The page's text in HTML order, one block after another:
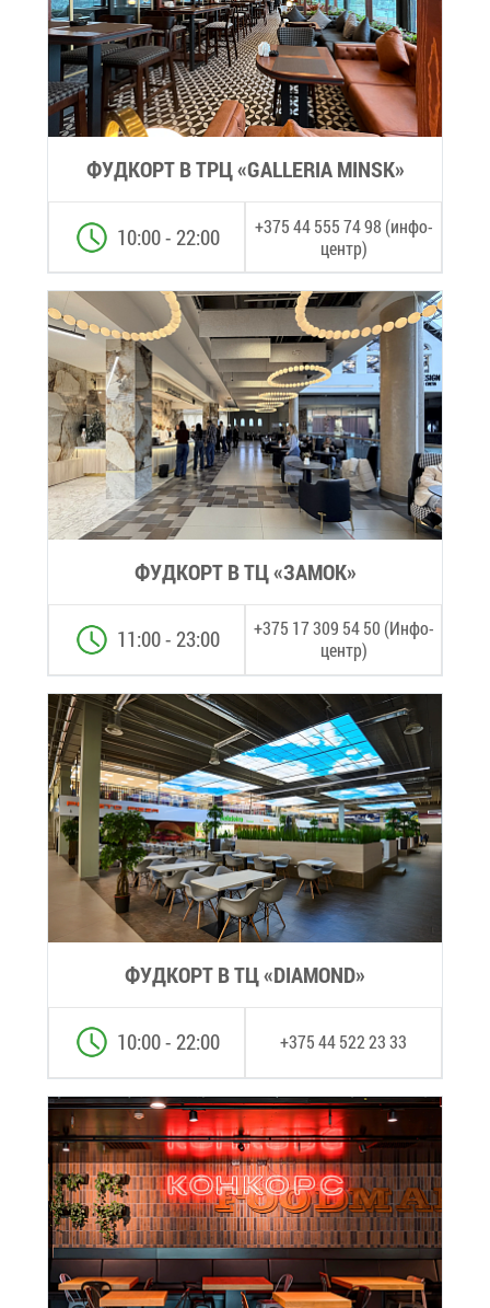
ФУД­КОРТ В ТРЦ «GALLERIA MINSK»
+375 44 555 74 98 (ин­фо­
центр)
10:00 - 22:00
ФУД­КОРТ В ТЦ «ЗА­МОК»
+375 17 309 54 50 (Ин­фо­
центр)
11:00 - 23:00
ФУД­КОРТ В ТЦ «DIAMOND»
+375 44 522 23 33
10:00 - 22:00